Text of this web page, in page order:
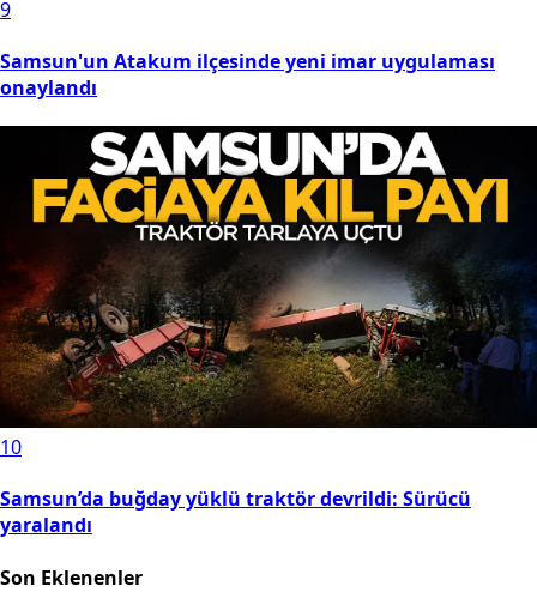
9
Samsun'un Atakum ilçesinde yeni imar uygulaması
onaylandı
10
Samsun’da buğday yüklü traktör devrildi: Sürücü
yaralandı
Son Eklenenler